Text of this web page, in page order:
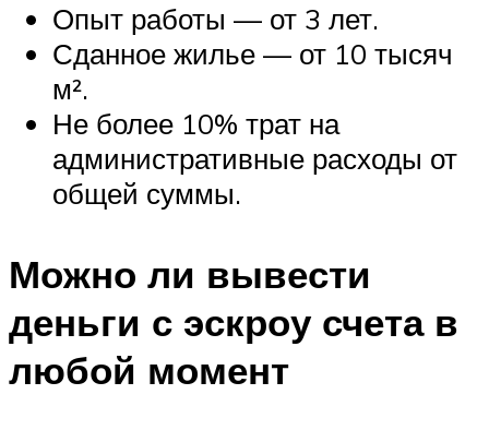
Опыт работы — от 3 лет.
Сданное жилье — от 10 тысяч
м².
Не более 10% трат на
административные расходы от
общей суммы.
Можно ли вывести
деньги с эскроу счета в
любой момент